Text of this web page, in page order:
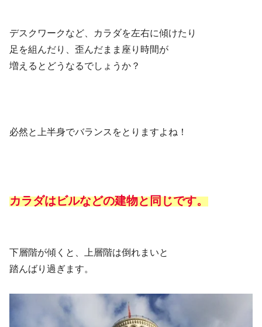
デスクワークなど、カラダを左右に傾けたり
足を組んだり、歪んだまま座り時間が
増えるとどうなるでしょうか？
必然と上半身でバランスをとりますよね！
カラダはビルなどの建物と同じです。
下層階が傾くと、上層階は倒れまいと
踏んばり過ぎます。